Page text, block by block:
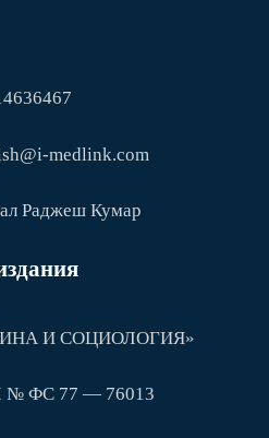
medlink.com
Раджеш Кумар
И СОЦИОЛОГИЯ»
№ ФС 77 — 76013